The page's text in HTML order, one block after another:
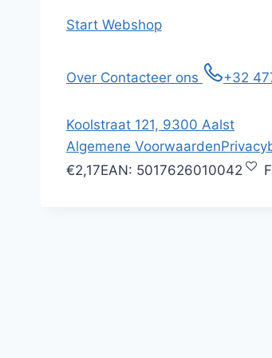
Start Webshop
Over Contacteer ons +32
Koolstraat 121, 9300 Aalst
Algemene Voorwaarden
€2,17EAN: 5017626010042